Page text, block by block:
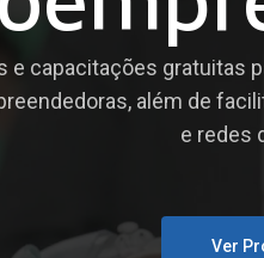
e capacitações gratuitas
além de
e redes
Ver